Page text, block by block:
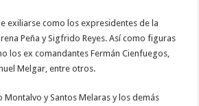
exiliarse como los expresidentes de la
Peña y Sigfrido Reyes. Así como figuras
los ex comandantes Fermán Cienfuegos,
Melgar, entre otros.
Montalvo y Santos Melaras y los demás